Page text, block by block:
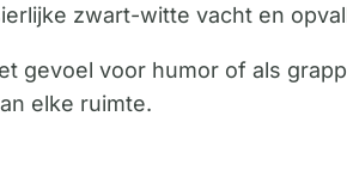
zwart-witte vacht en
gevoel voor humor of als
elke ruimte.